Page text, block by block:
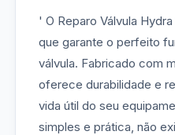
' O Reparo Válvula
que garante o perfeito
válvula. Fabricado com
oferece durabilidade e
vida útil do seu
simples e prática, não